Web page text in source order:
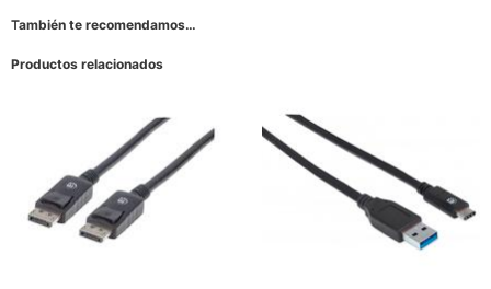
También te recomendamos…
Productos relacionados